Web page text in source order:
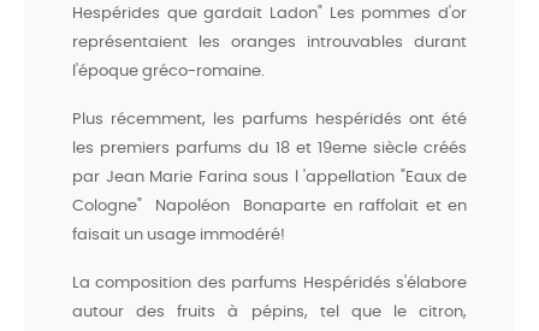
Hespérides que gardait Ladon" Les pommes d'or
représentaient les oranges introuvables durant
l'époque gréco-romaine.
Plus récemment, les parfums hespéridés ont été
les premiers parfums du 18 et 19eme siècle créés
par Jean Marie Farina sous l 'appellation "Eaux de
Cologne" Napoléon Bonaparte en raffolait et en
faisait un usage immodéré!
La composition des parfums Hespéridés s'élabore
autour des fruits à pépins, tel que le citron,